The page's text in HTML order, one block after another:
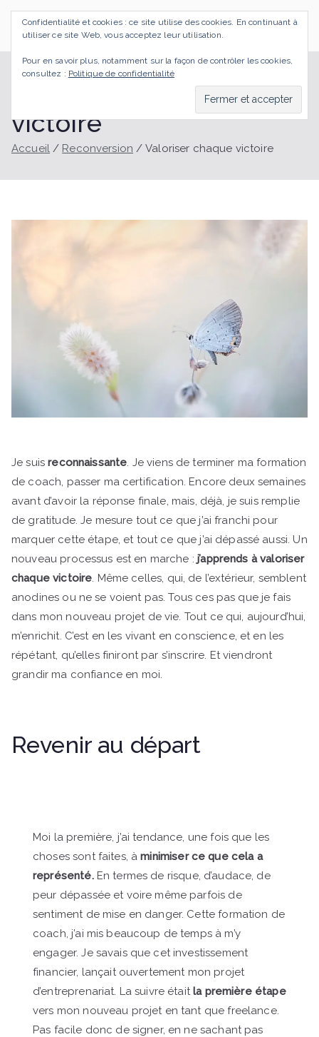
Aller
SI J'OSAIS
Bilan de Compétences Gestalt Rezé
Valoriser chaque
victoire
Accueil Reconversion Valoriser chaque victoire
Je suisreconnaissante. Je viens de terminer ma formation
de coach, passer ma certification. Encore deux semaines
avant d’avoir la réponse finale, mais, déjà, je suis remplie
de gratitude. Je mesure tout ce que j’ai franchi pour
marquer cette étape, et tout ce que j’ai dépassé aussi. Un
nouveau processus est en marche :j’apprends à valoriser
chaque victoire. Même celles, qui, de l’extérieur, semblent
anodines ou ne se voient pas. Tous ces pas que je fais
dans mon nouveau projet de vie. Tout ce qui, aujourd’hui,
m’enrichit. C’est en les vivant en conscience, et en les
répétant, qu’elles finiront par s’inscrire. Et viendront
grandir ma confiance en moi.
Revenir au départ
Moi la première, j’ai tendance, une fois que les
choses sont faites, àminimiser ce que cela a
représenté.En termes de risque, d’audace, de
peur dépassée et voire même parfois de
sentiment de mise en danger. Cette formation de
coach, j’ai mis beaucoup de temps à m’y
engager. Je savais que cet investissement
financier, lançait ouvertement mon projet
d’entreprenariat. La suivre étaitla première étape
vers mon nouveau projet en tant que freelance.
Pas facile donc de signer, en ne sachant pas
Confidentialité et cookies : ce site utilise des cookies. En continuant à
utiliser ce site Web, vous acceptez leur utilisation.
Pour en savoir plus, notamment sur la façon de contrôler les cookies,
consultez : Politique de confidentialité